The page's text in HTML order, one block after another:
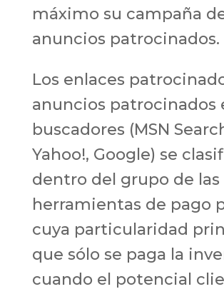
máximo su campaña
anuncios patrocinados.
Los enlaces
anuncios patrocinados
buscadores (MSN
Yahoo!, Google) se
dentro del grupo de las
herramientas de pago
cuya particularidad
que sólo se paga la
cuando el potencial